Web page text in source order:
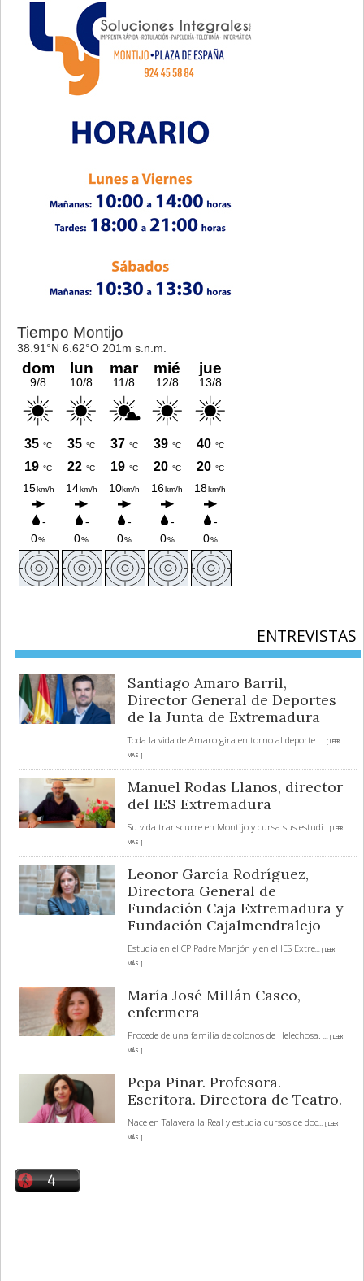
ENTREVISTAS
Santiago Amaro Barril,
Director General de Deportes
de la Junta de Extremadura
Toda la vida de Amaro gira en torno al deporte.
... [ LEER
MÁS ]
Manuel Rodas Llanos, director
del IES Extremadura
Su vida transcurre en Montijo y cursa sus estudi... [ LEER
MÁS ]
Leonor García Rodríguez,
Directora General de
Fundación Caja Extremadura y
Fundación Cajalmendralejo
Estudia en el CP Padre Manjón y en el IES Extre... [ LEER
MÁS ]
María José Millán Casco,
enfermera
Procede de una familia de colonos de Helechosa.
... [ LEER
MÁS ]
Pepa Pinar. Profesora.
Escritora. Directora de Teatro.
Nace en Talavera la Real y estudia cursos de doc... [ LEER
MÁS ]